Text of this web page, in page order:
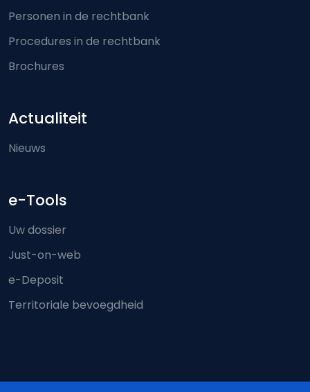
Personen in de rechtbank
Procedures in de rechtbank
Brochures
Actualiteit
Nieuws
e-Tools
Uw dossier
Just-on-web
e-Deposit
Territoriale bevoegdheid